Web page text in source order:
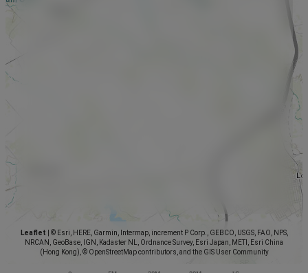
Leaflet
© Esri, HERE, Garmin, Intermap, increment P Corp., GEBCO, USGS, FAO, NPS,
NRCAN, GeoBase, IGN, Kadaster NL, Ordnance Survey, Esri Japan, METI, Esri China
(Hong Kong), © OpenStreetMap contributors, and the GIS User Community